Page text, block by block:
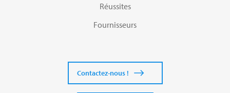
Réussites
Fournisseurs
Contactez-nous !